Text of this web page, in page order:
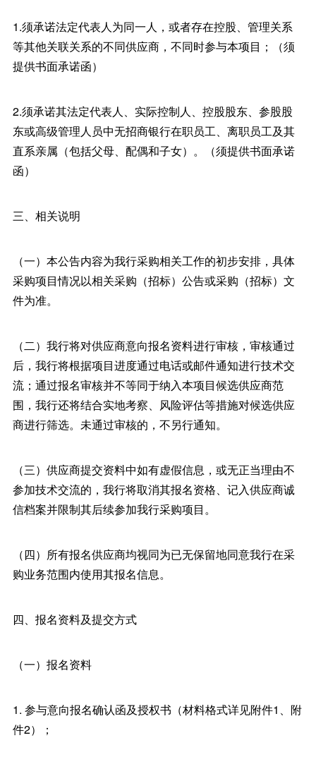
1.须承诺法定代表人为同一人，或者存在控股、管理关系
等其他关联关系的不同供应商，不同时参与本项目；（须
提供书面承诺函）
2.须承诺其法定代表人、实际控制人、控股股东、参股股
东或高级管理人员中无招商银行在职员工、离职员工及其
直系亲属（包括父母、配偶和子女）。（须提供书面承诺
函）
三、相关说明
（一）本公告内容为我行采购相关工作的初步安排，具体
采购项目情况以相关采购（招标）公告或采购（招标）文
件为准。
（二）我行将对供应商意向报名资料进行审核，审核通过
后，我行将根据项目进度通过电话或邮件通知进行技术交
流；通过报名审核并不等同于纳入本项目候选供应商范
围，我行还将结合实地考察、风险评估等措施对候选供应
商进行筛选。未通过审核的，不另行通知。
（三）供应商提交资料中如有虚假信息，或无正当理由不
参加技术交流的，我行将取消其报名资格、记入供应商诚
信档案并限制其后续参加我行采购项目。
（四）所有报名供应商均视同为已无保留地同意我行在采
购业务范围内使用其报名信息。
四、报名资料及提交方式
（一）报名资料
1. 参与意向报名确认函及授权书（材料格式详见附件1、附
件2）；